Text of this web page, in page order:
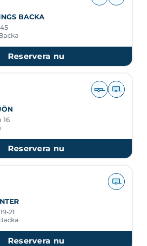
BACKA
Reservera nu
16
Reservera nu
21
Reservera nu